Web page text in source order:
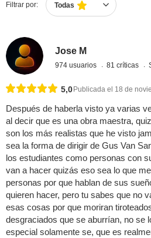
Filtrar por: Todas
Jose M
974 usuarios 81 críticas
5,0 Publicada el 18 de
Después de haberla visto ya varias
al decir que es una obra maestra,
son los más realistas que he visto
sea la forma de dirigir de Gus Van
los estudiantes como personas con
van a hacer quizás eso sea lo que
personas por que hablan de sus
quieren hacer, pero tu sabes que no
esas cosas por que moriran
desgraciados que se aburrían, no se
especial solamente se, que es